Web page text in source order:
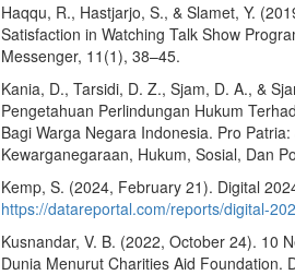
Haqqu, R., Hastjarjo, S., & Slamet, Y.
Satisfaction in Watching Talk Show
Messenger, 11(1), 38–45.
Kania, D., Tarsidi, D. Z., Sjam, D. A., &
Pengetahuan Perlindungan Hukum
Bagi Warga Negara Indonesia. Pro
Kewarganegaraan, Hukum, Sosial, Dan
Kemp, S. (2024, February 21). Digital
https://datareportal.com/reports/digital-
Kusnandar, V. B. (2022, October 24). 10
Dunia Menurut Charities Aid Foundation.